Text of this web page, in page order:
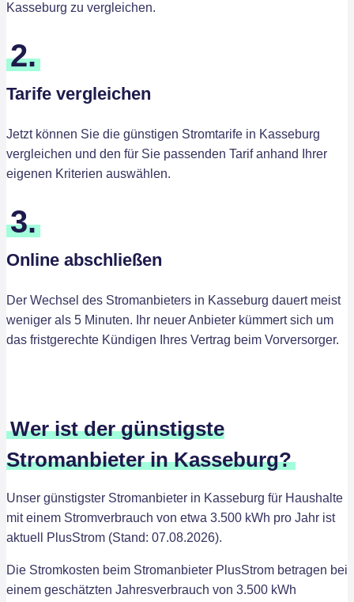
Kasseburg zu vergleichen.
2.
Tarife vergleichen
Jetzt können Sie die günstigen Stromtarife in Kasseburg
vergleichen und den für Sie passenden Tarif anhand Ihrer
eigenen Kriterien auswählen.
3.
Online abschließen
Der Wechsel des Stromanbieters in Kasseburg dauert meist
weniger als 5 Minuten. Ihr neuer Anbieter kümmert sich um
das fristgerechte Kündigen Ihres Vertrag beim Vorversorger.
Wer ist der günstigste
Stromanbieter in Kasseburg?
Unser günstigster Stromanbieter in Kasseburg für Haushalte
mit einem Stromverbrauch von etwa 3.500 kWh pro Jahr ist
aktuell PlusStrom (Stand: 07.08.2026).
Die Stromkosten beim Stromanbieter PlusStrom betragen bei
einem geschätzten Jahresverbrauch von 3.500 kWh